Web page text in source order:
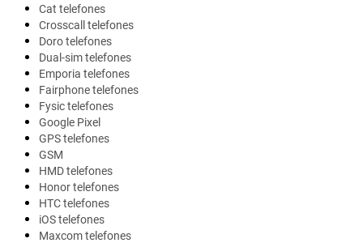
Cat telefones
Crosscall telefones
Doro telefones
Dual-sim telefones
Emporia telefones
Fairphone telefones
Fysic telefones
Google Pixel
GPS telefones
GSM
HMD telefones
Honor telefones
HTC telefones
iOS telefones
Maxcom telefones